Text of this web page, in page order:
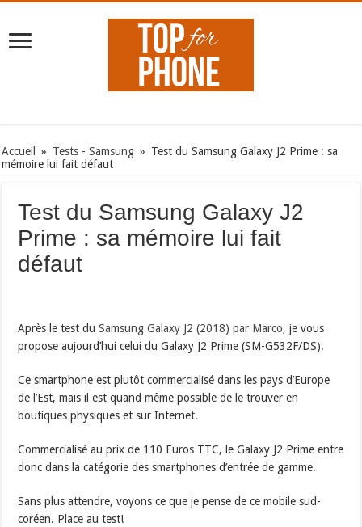
Accueil » Tests - Samsung » Test du Samsung Galaxy J2 Prime : sa
mémoire lui fait défaut
Test du Samsung Galaxy J2
Prime : sa mémoire lui fait
défaut
Après le test duSamsung Galaxy J2 (2018) par Marco, je vous
propose aujourd’hui celui du Galaxy J2 Prime (SM-G532F/DS).
Ce smartphone est plutôt commercialisé dans les pays d’Europe
de l’Est, mais il est quand même possible de le trouver en
boutiques physiques et sur Internet.
Commercialisé au prix de 110 Euros TTC, le Galaxy J2 Prime entre
donc dans la catégorie des smartphones d’entrée de gamme.
Sans plus attendre, voyons ce que je pense de ce mobile sud-
coréen. Place au test!